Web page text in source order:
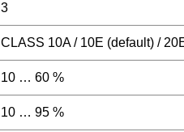
3
CLASS 10A / 10E (default) /
10 … 60 %
10 … 95 %